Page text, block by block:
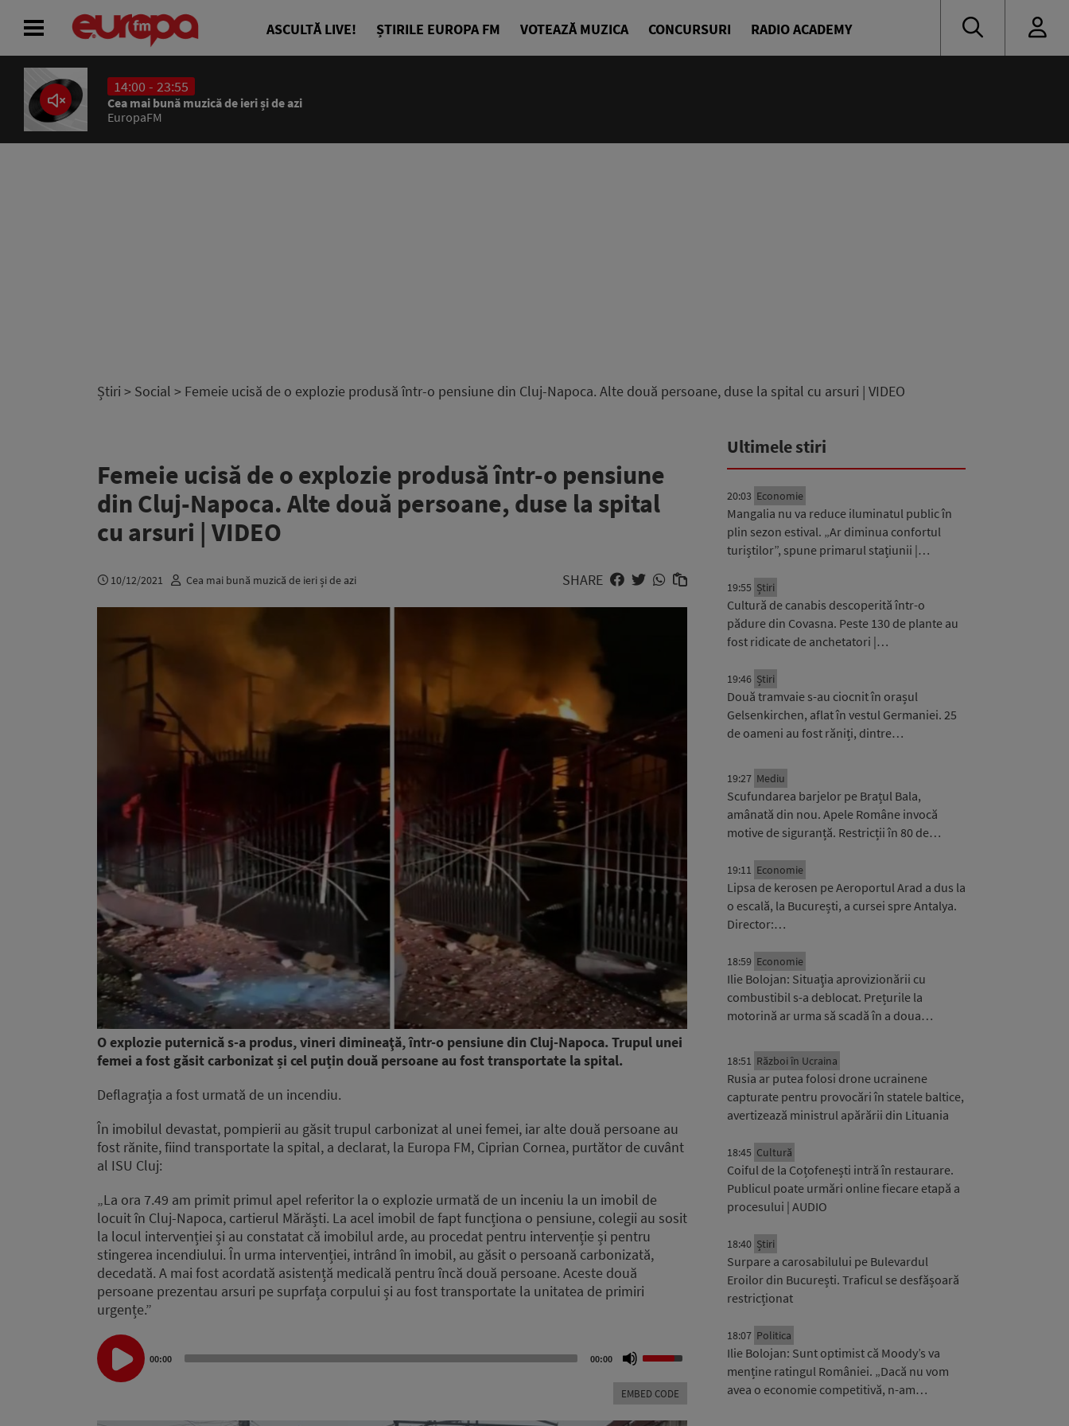
ASCULTĂ LIVE! ȘTIRILE EUROPA FM VOTEAZĂ MUZICA CONCURSURI RADIO ACADEMY
14:00 - 23:55
Cea mai bună muzică de ieri și de azi
EuropaFM
Știri > Social > Femeie ucisă de o explozie produsă într-o pensiune din Cluj-Napoca. Alte două persoane, duse la spital cu arsuri | VIDEO
Femeie ucisă de o explozie produsă într-o pensiune
din Cluj-Napoca. Alte două persoane, duse la spital
cu arsuri | VIDEO
10/12/2021 Cea mai bună muzică de ieri și de azi SHARE
O explozie puternică s-a produs, vineri dimineaţă, într-o pensiune din Cluj-Napoca. Trupul unei
femei a fost găsit carbonizat și cel puțin două persoane au fost transportate la spital.
Deflagrația a fost urmată de un incendiu.
În imobilul devastat, pompierii au găsit trupul carbonizat al unei femei, iar alte două persoane au
fost rănite, fiind transportate la spital, a declarat, la Europa FM, Ciprian Cornea, purtător de cuvânt
al ISU Cluj:
„La ora 7.49 am primit primul apel referitor la o explozie urmată de un inceniu la un imobil de
locuit în Cluj-Napoca, cartierul Mărăști. La acel imobil de fapt funcționa o pensiune, colegii au sosit
la locul intervenției și au constatat că imobilul arde, au procedat pentru intervenție și pentru
stingerea incendiului. În urma intervenției, intrând în imobil, au găsit o persoană carbonizată,
decedată. A mai fost acordată asistență medicală pentru încă două persoane. Aceste două
persoane prezentau arsuri pe suprfața corpului și au fost transportate la unitatea de primiri
urgențe.”
Audio
Player
00:00 00:00
Up/Down
keys
EMBED CODE
Ultimele stiri
20:03 Economie
Mangalia nu va reduce iluminatul public în
plin sezon estival. „Ar diminua confortul
turiștilor”, spune primarul stațiunii |…
19:55 Știri
Cultură de canabis descoperită într-o
pădure din Covasna. Peste 130 de plante au
fost ridicate de anchetatori |…
19:46 Știri
Două tramvaie s-au ciocnit în orașul
Gelsenkirchen, aflat în vestul Germaniei. 25
de oameni au fost răniți, dintre…
19:27 Mediu
Scufundarea barjelor pe Brațul Bala,
amânată din nou. Apele Române invocă
motive de siguranță. Restricții în 80 de…
19:11 Economie
Lipsa de kerosen pe Aeroportul Arad a dus la
o escală, la București, a cursei spre Antalya.
Director:…
18:59 Economie
Ilie Bolojan: Situaţia aprovizionării cu
combustibil s-a deblocat. Prețurile la
motorină ar urma să scadă în a doua…
18:51 Război în Ucraina
Rusia ar putea folosi drone ucrainene
capturate pentru provocări în statele baltice,
avertizează ministrul apărării din Lituania
18:45 Cultură
Coiful de la Coțofenești intră în restaurare.
Publicul poate urmări online fiecare etapă a
procesului | AUDIO
18:40 Știri
Surpare a carosabilului pe Bulevardul
Eroilor din București. Traficul se desfășoară
restricționat
18:07 Politica
Ilie Bolojan: Sunt optimist că Moody’s va
menține ratingul României. „Dacă nu vom
avea o economie competitivă, n-am…
ACASĂ
ȘTIRI